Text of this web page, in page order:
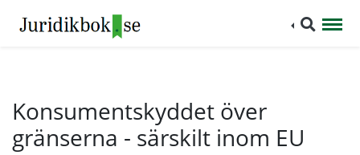
Konsumentskyddet över
gränserna - särskilt inom EU